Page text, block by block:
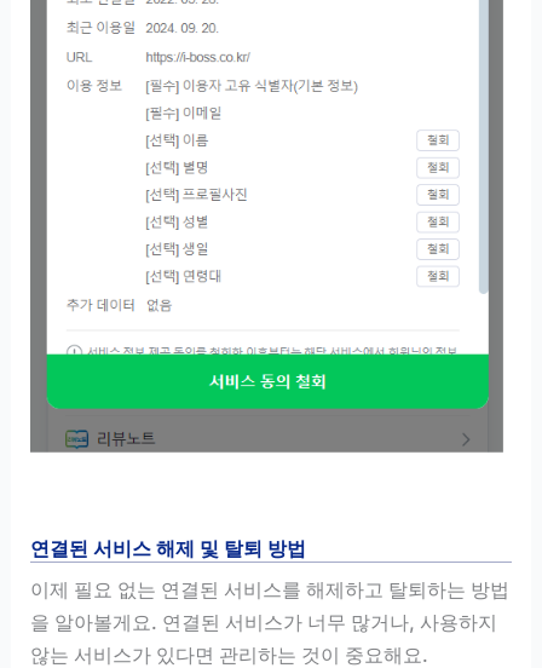
연결된 서비스 해제 및 탈퇴 방법
이제 필요 없는 연결된 서비스를 해제하고 탈퇴하는 방법
을 알아볼게요. 연결된 서비스가 너무 많거나, 사용하지
않는 서비스가 있다면 관리하는 것이 중요해요.